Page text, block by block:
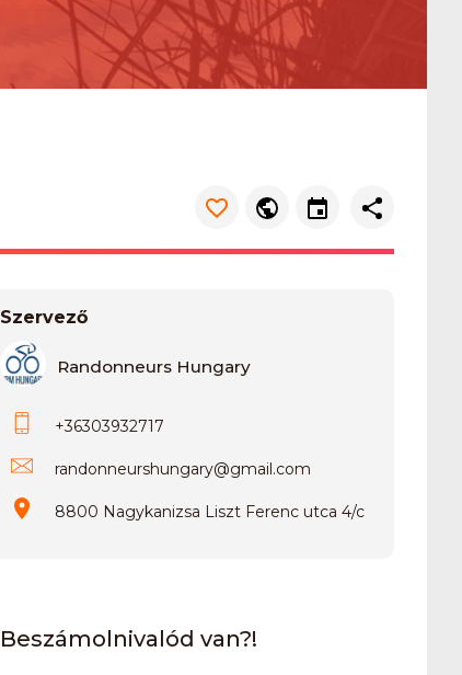
Szervező
Randonneurs Hungary
+36303932717
randonneurshungary@gmail.com
8800 Nagykanizsa Liszt Ferenc utca 4/c
Beszámolnivalód van?!